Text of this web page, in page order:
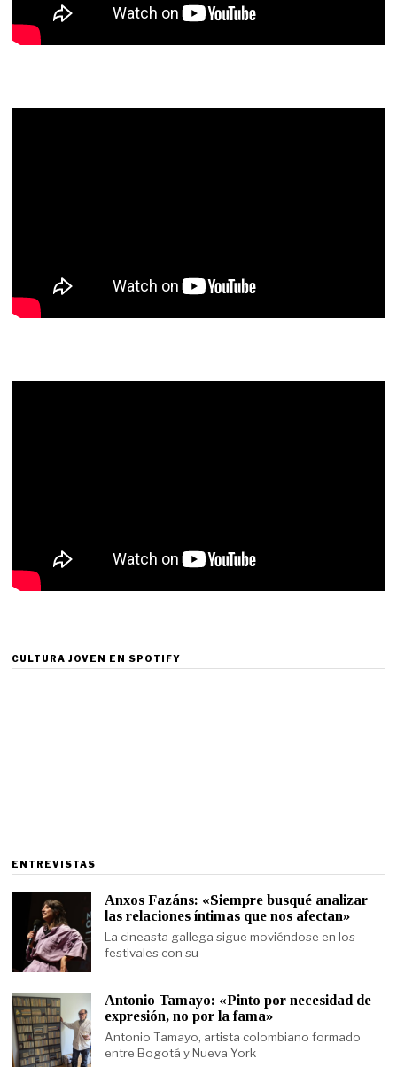
CULTURA JOVEN EN SPOTIFY
ENTREVISTAS
Anxos Fazáns: «Siempre busqué analizar
las relaciones íntimas que nos afectan»
La cineasta gallega sigue moviéndose en los
festivales con su
Antonio Tamayo: «Pinto por necesidad de
expresión, no por la fama»
Antonio Tamayo, artista colombiano formado
entre Bogotá y Nueva York